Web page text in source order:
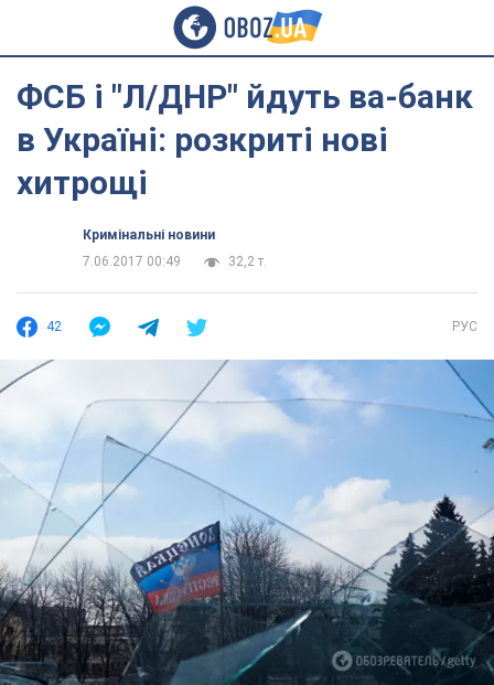
ФСБ і "Л/ДНР" йдуть ва-банк
в Україні: розкриті нові
хитрощі
Кримінальні новини
7.06.2017 00:49
32,2 т.
42 РУС